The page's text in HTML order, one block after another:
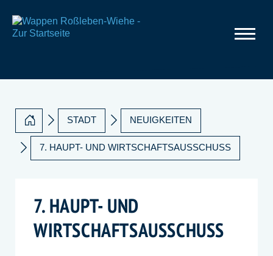
STADT NEUIGKEITEN
7. HAUPT- UND WIRTSCHAFTSAUSSCHUSS
7. HAUPT- UND
WIRTSCHAFTSAUSSCHUSS